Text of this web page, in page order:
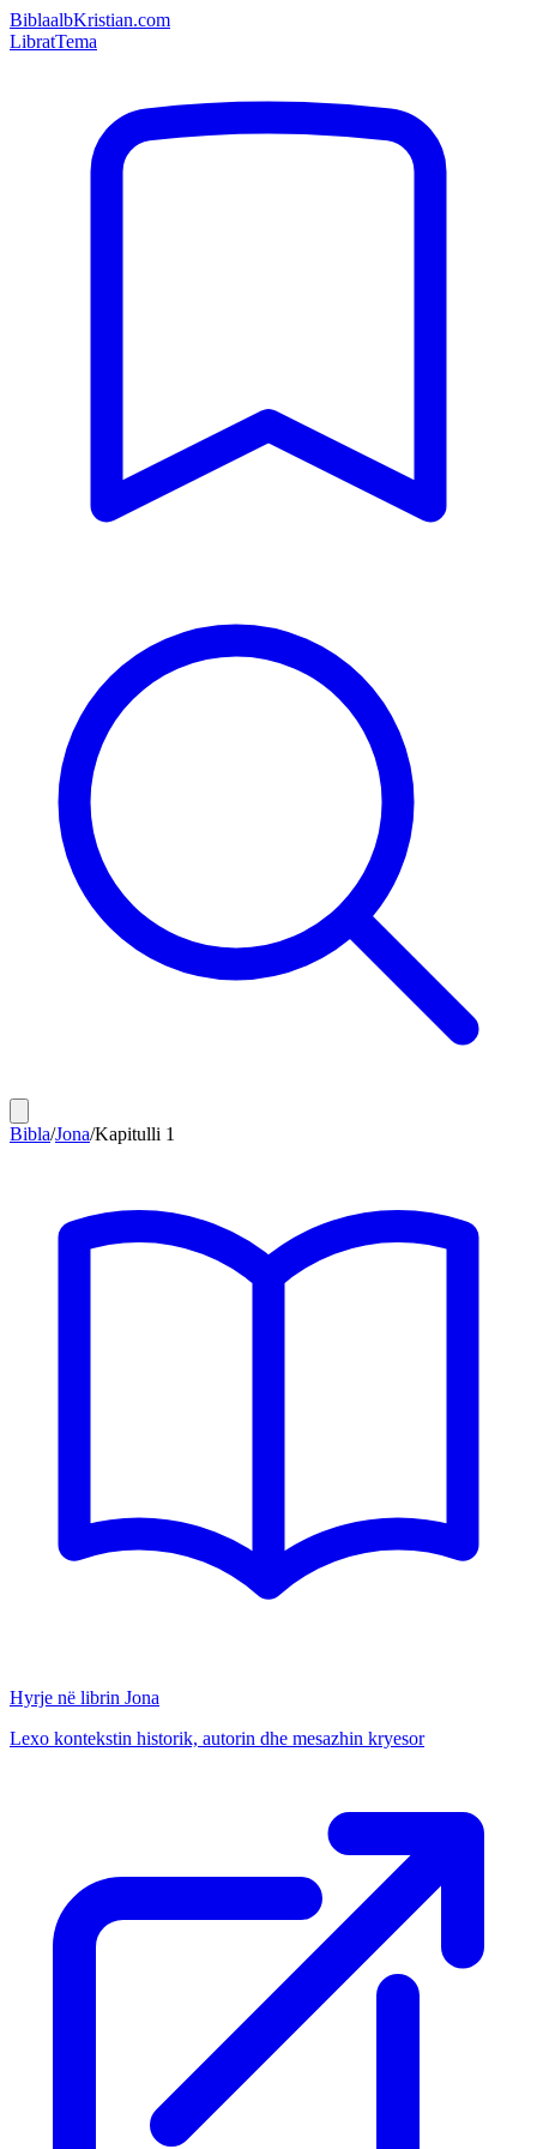
BiblaalbKristian.com
LibratTema
Bibla/Jona/Kapitulli 1
Hyrje në librin Jona
Lexo kontekstin historik, autorin dhe mesazhin kryesor